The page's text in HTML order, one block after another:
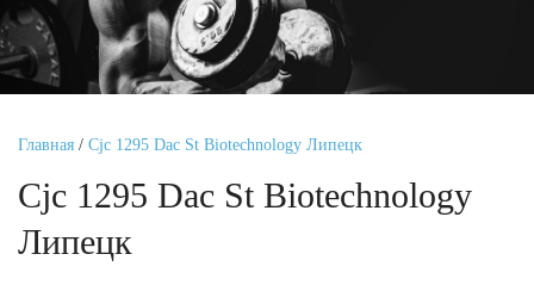
Главная / Cjc 1295 Dac St Biotechnology Липецк
Cjc 1295 Dac St Biotechnology
Липецк